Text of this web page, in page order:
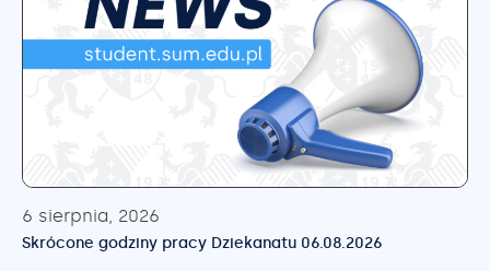
6 sierpnia, 2026
Skrócone godziny pracy Dziekanatu 06.08.2026